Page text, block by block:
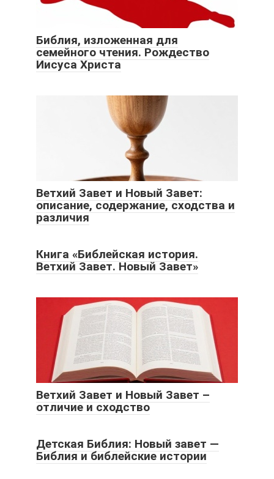
Библия, изложенная для
семейного чтения. Рождество
Иисуса Христа
Ветхий Завет и Новый Завет:
описание, содержание, сходства и
различия
Книга «Библейская история.
Ветхий Завет. Новый Завет»
Ветхий Завет и Новый Завет –
отличие и сходство
Детская Библия: Новый завет —
Библия и библейские истории